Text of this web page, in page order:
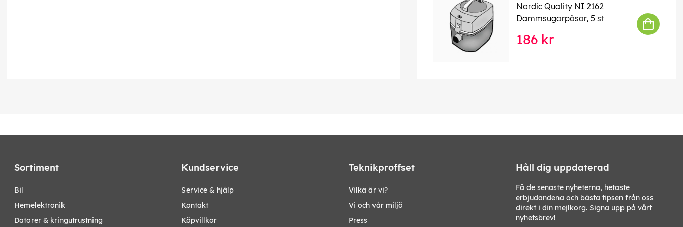
Nordic Quality NI 2162
Dammsugarpåsar, 5 st
186 kr
Sortiment
bil
hemelektronik
datorer & kringutrustning
Kundservice
Service & hjälp
Kontakt
Köpvillkor
Teknikproffset
Vilka är vi?
Vi och vår miljö
Press
Håll dig uppdaterad
Få de senaste nyheterna, hetaste
erbjudandena och bästa tipsen från oss
direkt i din mejlkorg. Signa upp på vårt
nyhetsbrev!